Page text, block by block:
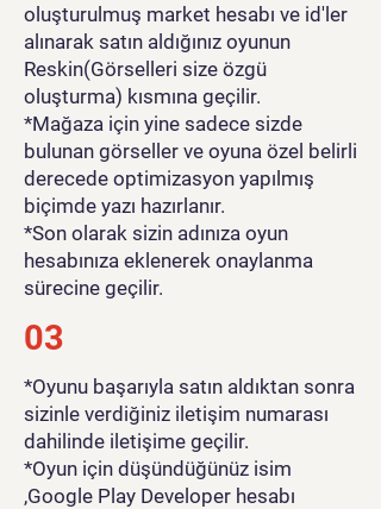
oluşturulmuş market hesabı ve id'ler
alınarak satın aldığınız oyunun
Reskin(Görselleri size özgü
oluşturma) kısmına geçilir.
*Mağaza için yine sadece sizde
bulunan görseller ve oyuna özel belirli
derecede optimizasyon yapılmış
biçimde yazı hazırlanır.
*Son olarak sizin adınıza oyun
hesabınıza eklenerek onaylanma
sürecine geçilir.
03
*Oyunu başarıyla satın aldıktan sonra
sizinle verdiğiniz iletişim numarası
dahilinde iletişime geçilir.
*Oyun için düşündüğünüz isim
,Google Play Developer hesabı